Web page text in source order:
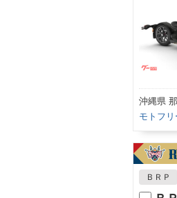
沖縄県
モトフ
ＢＲＰ